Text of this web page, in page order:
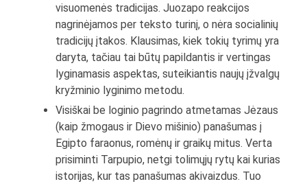
visuomenės tradicijas. Juozapo reakcijos
nagrinėjamos per teksto turinį, o nėra socialinių
tradicijų įtakos. Klausimas, kiek tokių tyrimų yra
daryta, tačiau tai būtų papildantis ir vertingas
lyginamasis aspektas, suteikiantis naujų įžvalgų
kryžminio lyginimo metodu.
Visiškai be loginio pagrindo atmetamas Jėzaus
(kaip žmogaus ir Dievo mišinio) panašumas į
Egipto faraonus, romėnų ir graikų mitus. Verta
prisiminti Tarpupio, netgi tolimųjų rytų kai kurias
istorijas, kur tas panašumas akivaizdus. Tuo